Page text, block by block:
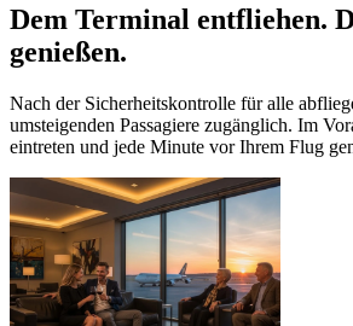
Dem Terminal entfliehen.
genießen.
Nach der Sicherheitskontrolle für alle
umsteigenden Passagiere zugänglich. Im
eintreten und jede Minute vor Ihrem Flug